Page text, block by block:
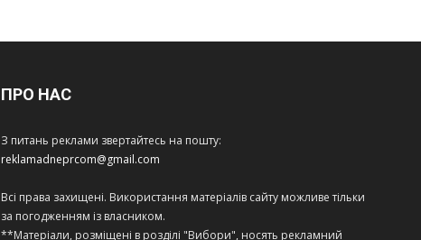
ПРО НАС
З питань реклами звертайтесь на пошту:
reklamadneprcom@gmail.com
Всі права захищені. Використання матеріалів сайту можливе тільки
за погодженням із власником.
**Матеріали, розміщені в розділі "Вибори", носять рекламний